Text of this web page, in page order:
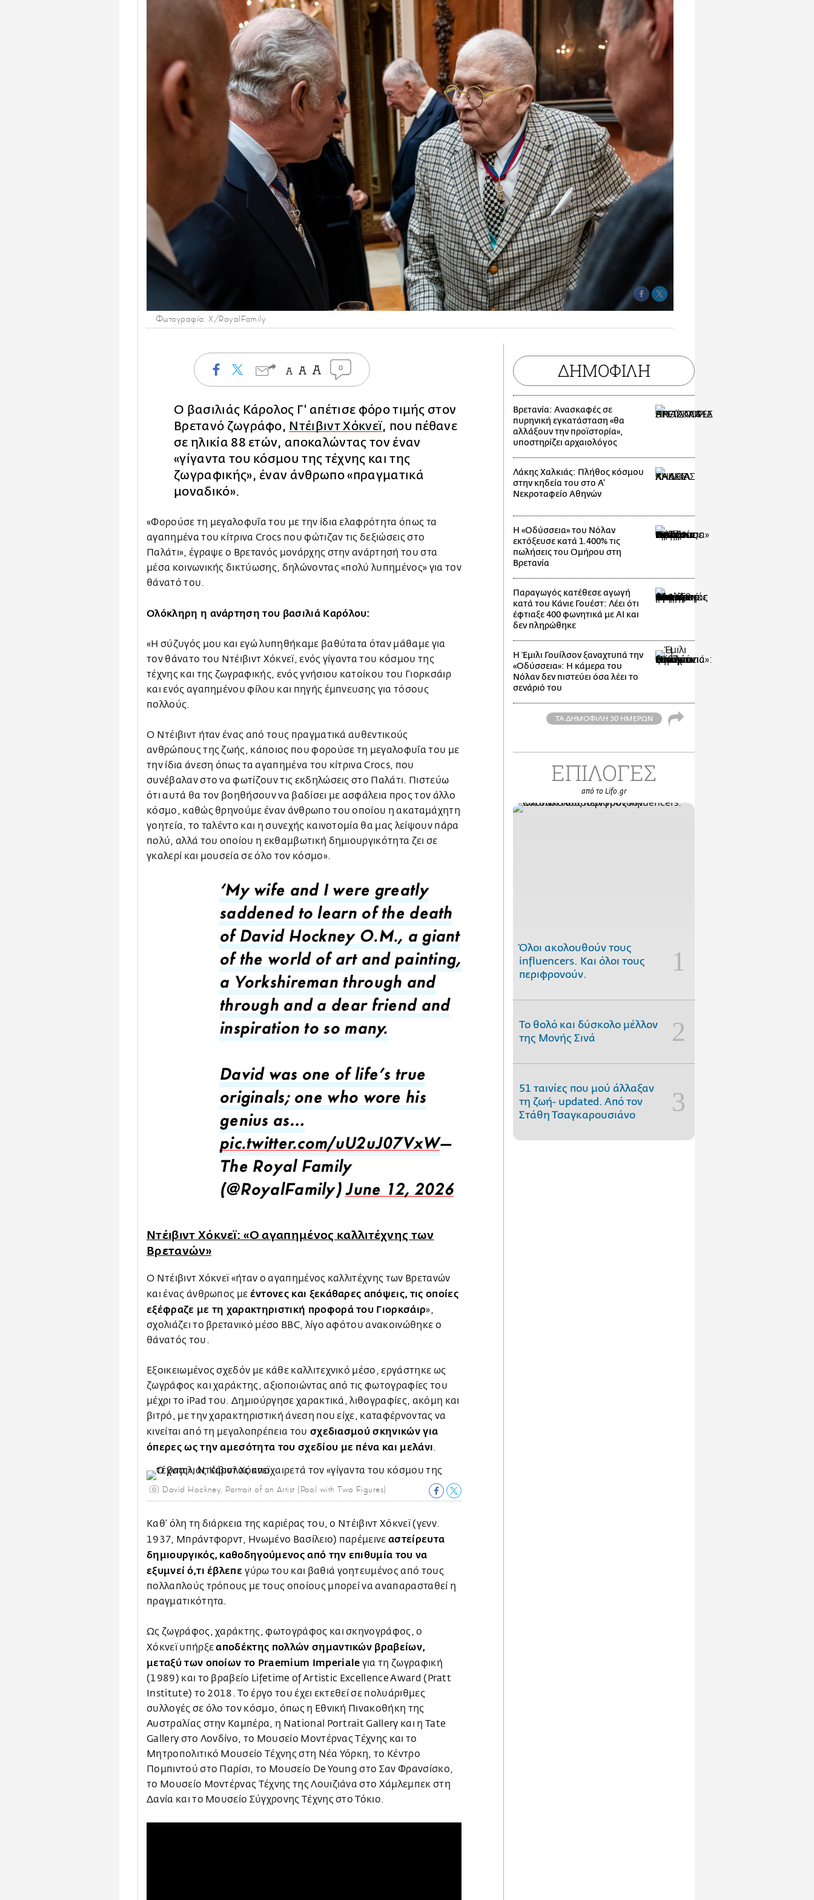
Φωτογραφία: Χ/RoyalFamily
0
Ο βασιλιάς Κάρολος Γ' απέτισε φόρο τιμής στον
Βρετανό ζωγράφο, Ντέιβιντ Χόκνεϊ, που πέθανε
σε ηλικία 88 ετών, αποκαλώντας τον έναν
«γίγαντα του κόσμου της τέχνης και της
ζωγραφικής», έναν άνθρωπο «πραγματικά
μοναδικό».
«Φορούσε τη μεγαλοφυΐα του με την ίδια ελαφρότητα όπως τα
αγαπημένα του κίτρινα Crocs που φώτιζαν τις δεξιώσεις στο
Παλάτι», έγραψε ο Βρετανός μονάρχης στην ανάρτησή του στα
μέσα κοινωνικής δικτύωσης, δηλώνοντας «πολύ λυπημένος» για τον
θάνατό του.
Ολόκληρη η ανάρτηση του βασιλιά Καρόλου:
«Η σύζυγός μου και εγώ λυπηθήκαμε βαθύτατα όταν μάθαμε για
τον θάνατο του Ντέιβιντ Χόκνεϊ, ενός γίγαντα του κόσμου της
τέχνης και της ζωγραφικής, ενός γνήσιου κατοίκου του Γιορκσάιρ
και ενός αγαπημένου φίλου και πηγής έμπνευσης για τόσους
πολλούς.
Ο Ντέιβιντ ήταν ένας από τους πραγματικά αυθεντικούς
ανθρώπους της ζωής, κάποιος που φορούσε τη μεγαλοφυΐα του με
την ίδια άνεση όπως τα αγαπημένα του κίτρινα Crocs, που
συνέβαλαν στο να φωτίζουν τις εκδηλώσεις στο Παλάτι. Πιστεύω
ότι αυτά θα τον βοηθήσουν να βαδίσει με ασφάλεια προς τον άλλο
κόσμο, καθώς θρηνούμε έναν άνθρωπο του οποίου η ακαταμάχητη
γοητεία, το ταλέντο και η συνεχής καινοτομία θα μας λείψουν πάρα
πολύ, αλλά του οποίου η εκθαμβωτική δημιουργικότητα ζει σε
γκαλερί και μουσεία σε όλο τον κόσμο».
‘My wife and I were greatly
saddened to learn of the death
of David Hockney O.M., a giant
of the world of art and painting,
a Yorkshireman through and
through and a dear friend and
inspiration to so many.
David was one of life’s true
originals; one who wore his
genius as…
pic.twitter.com/uU2uJ07VxW —
The Royal Family
(@RoyalFamily)June 12, 2026
Ντέιβιντ Χόκνεϊ: «Ο αγαπημένος καλλιτέχνης των
Βρετανών»
Ο Ντέιβιντ Χόκνεϊ «ήταν ο αγαπημένος καλλιτέχνης των Βρετανών
και ένας άνθρωπος με έντονες και ξεκάθαρες απόψεις, τις οποίες
εξέφραζε με τη χαρακτηριστική προφορά του Γιορκσάιρ»,
σχολιάζει το βρετανικό μέσο BBC, λίγο αφότου ανακοινώθηκε ο
θάνατός του.
Εξοικειωμένος σχεδόν με κάθε καλλιτεχνικό μέσο, εργάστηκε ως
ζωγράφος και χαράκτης, αξιοποιώντας από τις φωτογραφίες του
μέχρι το iPad του. Δημιούργησε χαρακτικά, λιθογραφίες, ακόμη και
βιτρό, με την χαρακτηριστική άνεση που είχε, καταφέρνοντας να
κινείται από τη μεγαλοπρέπεια του σχεδιασμού σκηνικών για
όπερες ως την αμεσότητα του σχεδίου με πένα και μελάνι.
David Hockney, Portrait of an Artist (Pool with Two Figures)
Καθ’ όλη τη διάρκεια της καριέρας του, ο Ντέιβιντ Χόκνεϊ (γενν.
1937, Μπράντφορντ, Ηνωμένο Βασίλειο) παρέμεινεαστείρευτα
δημιουργικός, καθοδηγούμενος από την επιθυμία του να
εξυμνεί ό,τι έβλεπεγύρω του και βαθιά γοητευμένος από τους
πολλαπλούς τρόπους με τους οποίους μπορεί να αναπαρασταθεί η
πραγματικότητα.
Ως ζωγράφος, χαράκτης, φωτογράφος και σκηνογράφος, ο
Χόκνεϊ υπήρξεαποδέκτης πολλών σημαντικών βραβείων,
μεταξύ των οποίων το Praemium Imperiale για τη ζωγραφική
(1989) και το βραβείο Lifetime of Artistic Excellence Award (Pratt
Institute) το 2018. Το έργο του έχει εκτεθεί σε πολυάριθμες
συλλογές σε όλο τον κόσμο, όπως η Εθνική Πινακοθήκη της
Αυστραλίας στην Καμπέρα, η National Portrait Gallery και η Tate
Gallery στο Λονδίνο, το Μουσείο Μοντέρνας Τέχνης και το
Μητροπολιτικό Μουσείο Τέχνης στη Νέα Υόρκη, το Κέντρο
Πομπιντού στο Παρίσι, το Μουσείο De Young στο Σαν Φρανσίσκο,
το Μουσείο Μοντέρνας Τέχνης της Λουιζιάνα στο Χάμλεμπεκ στη
Δανία και το Μουσείο Σύγχρονης Τέχνης στο Τόκιο.
ΔΗΜΟΦΙΛΗ
Βρετανία: Ανασκαφές σε
πυρηνική εγκατάσταση «θα
αλλάξουν την προϊστορία»,
υποστηρίζει αρχαιολόγος
Λάκης Χαλκιάς: Πλήθος κόσμου
στην κηδεία του στο Α'
Νεκροταφείο Αθηνών
Η «Οδύσσεια» του Νόλαν
εκτόξευσε κατά 1.400% τις
πωλήσεις του Ομήρου στη
Βρετανία
Παραγωγός κατέθεσε αγωγή
κατά του Κάνιε Γουέστ: Λέει ότι
έφτιαξε 400 φωνητικά με AI και
δεν πληρώθηκε
Η Έμιλι Γουίλσον ξαναχτυπά την
«Οδύσσεια»: Η κάμερα του
Νόλαν δεν πιστεύει όσα λέει το
σενάριό του
ΤΑ ΔΗΜΟΦΙΛΗ 30 ΗΜΕΡΩΝ
ΕΠΙΛΟΓΕΣ
από το Lifo.gr
Όλοι ακολουθούν τους
influencers. Και όλοι τους
περιφρονούν.
Το θολό και δύσκολο μέλλον
της Μονής Σινά
51 ταινίες που μού άλλαξαν
τη ζωή- updated. Aπό τον
Στάθη Τσαγκαρουσιάνο